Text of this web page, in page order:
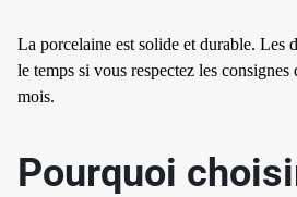
La porcelaine est solide et durable. Les
le temps si vous respectez les consignes
mois.
Pourquoi